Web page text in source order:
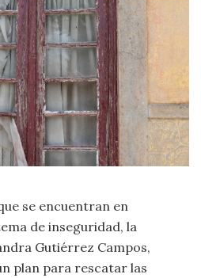
se encuentran en
de inseguridad, la
Gutiérrez Campos,
plan para rescatar las